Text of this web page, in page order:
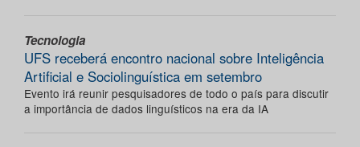
Tecnologia
UFS receberá encontro nacional sobre Inteligência
Artificial e Sociolinguística em setembro
Evento irá reunir pesquisadores de todo o país para discutir
a importância de dados linguísticos na era da IA